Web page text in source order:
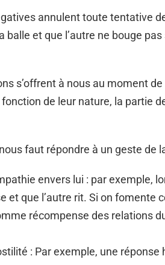
annulent toute tentative
balle et que l’autre ne bouge
s’offrent à nous au moment
de leur nature, la partie
faut répondre à un geste de
envers lui : par exemple,
et que l’autre rit. Si on fomente
récompense des relations
: Par exemple, une réponse